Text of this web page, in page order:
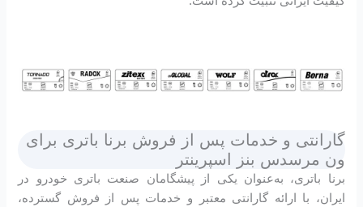
گارانتی و خدمات پس از فروش برنا باتری برای
ون مرسدس بنز اسپرینتر
برنا باتری، به‌عنوان یکی از پیشگامان صنعت باتری خودرو در
ایران، با ارائه گارانتی معتبر و خدمات پس از فروش گسترده،